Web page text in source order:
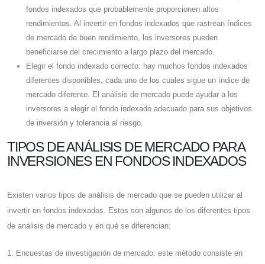
fondos indexados que probablemente proporcionen altos
rendimientos. Al invertir en fondos indexados que rastrean índices
de mercado de buen rendimiento, los inversores pueden
beneficiarse del crecimiento a largo plazo del mercado.
Elegir el fondo indexado correcto: hay muchos fondos indexados
diferentes disponibles, cada uno de los cuales sigue un índice de
mercado diferente. El análisis de mercado puede ayudar a los
inversores a elegir el fondo indexado adecuado para sus objetivos
de inversión y tolerancia al riesgo.
TIPOS DE ANÁLISIS DE MERCADO PARA
INVERSIONES EN FONDOS INDEXADOS
Existen varios tipos de análisis de mercado que se pueden utilizar al
invertir en fondos indexados. Estos son algunos de los diferentes tipos
de análisis de mercado y en qué se diferencian:
1. Encuestas de investigación de mercado: este método consiste en